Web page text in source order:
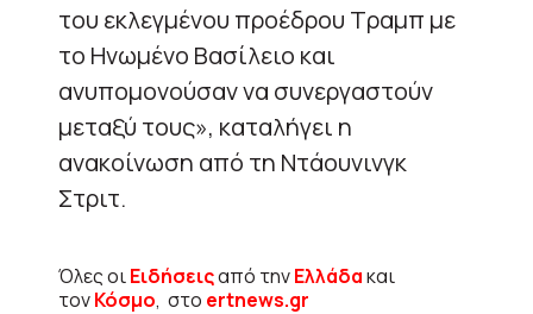
του εκλεγμένου προέδρου Τραμπ με
το Ηνωμένο Βασίλειο και
ανυπομονούσαν να συνεργαστούν
μεταξύ τους», καταλήγει η
ανακοίνωση από τη Ντάουνινγκ
Στριτ.
Όλες οιΕιδήσειςαπό τηνΕλλάδακαι
τονΚόσμο, στο ertnews.gr